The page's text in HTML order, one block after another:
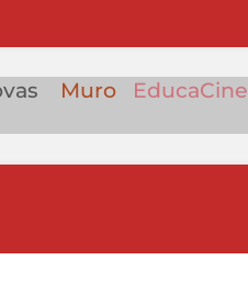
Muro EducaCine